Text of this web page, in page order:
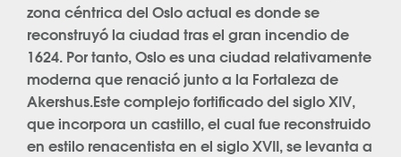
zona céntrica del Oslo actual es donde se
reconstruyó la ciudad tras el gran incendio de
1624. Por tanto, Oslo es una ciudad relativamente
moderna que renació junto a la Fortaleza de
Akershus.Este complejo fortificado del siglo XIV,
que incorpora un castillo, el cual fue reconstruido
en estilo renacentista en el siglo XVII, se levanta a